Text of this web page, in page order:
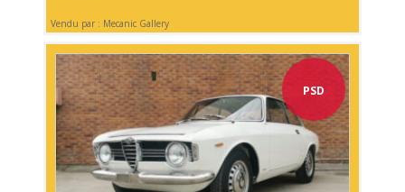
Vendu par : Mecanic Gallery
PSD